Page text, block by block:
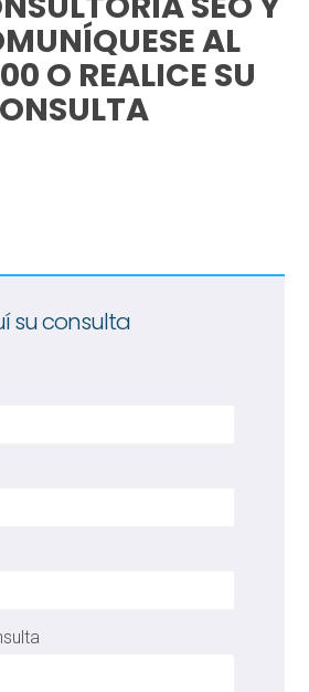
AL
O REALICE SU
su consulta